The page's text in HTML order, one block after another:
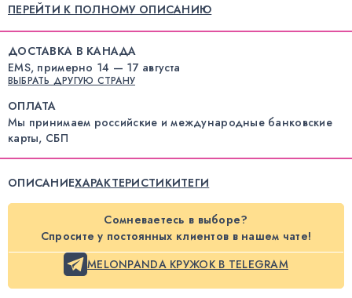
ПЕРЕЙТИ К ПОЛНОМУ ОПИСАНИЮ
ДОСТАВКА В КАНАДА
EMS, примерно 14 — 17 августа
ВЫБРАТЬ ДРУГУЮ СТРАНУ
ОПЛАТА
Мы принимаем российские и международные банковские
карты, СБП
ОПИСАНИЕХАРАКТЕРИСТИКИТЕГИ
Сомневаетесь в выборе?
Спросите у постоянных клиентов в нашем чате!
MELONPANDA КРУЖОК В TELEGRAM